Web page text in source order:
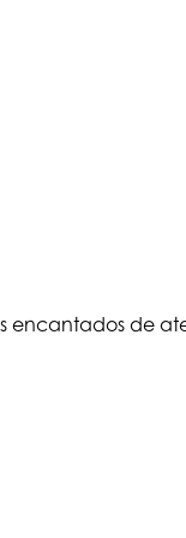
encantados de